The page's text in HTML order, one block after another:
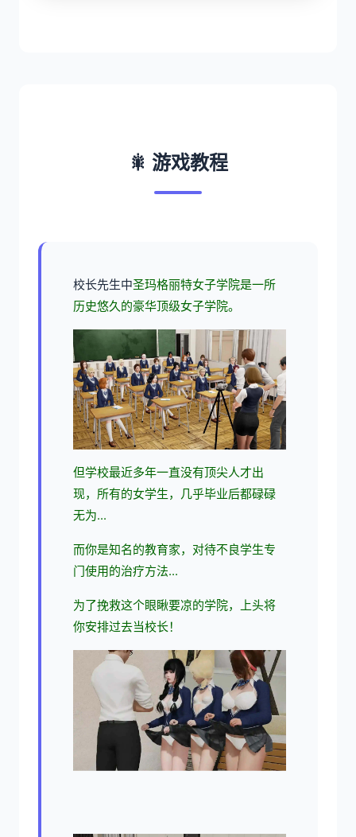
🎇 游戏教程
校长先生中圣玛格丽特女子学院是一所
历史悠久的豪华顶级女子学院。
但学校最近多年一直没有顶尖人才出
现，所有的女学生，几乎毕业后都碌碌
无为...
而你是知名的教育家，对待不良学生专
门使用的治疗方法...
为了挽救这个眼瞅要凉的学院，上头将
你安排过去当校长！